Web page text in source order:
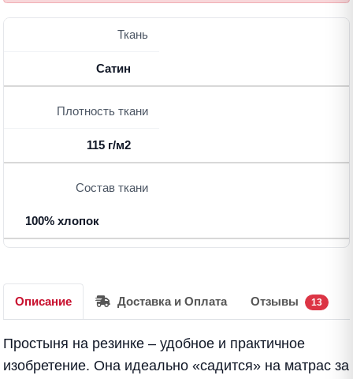
Ткань
Сатин
Плотность ткани
115 г/м2
Состав ткани
100% хлопок
Описание Доставка и Оплата Отзывы 13
Простыня на резинке – удобное и практичное
изобретение. Она идеально «садится» на матрас за